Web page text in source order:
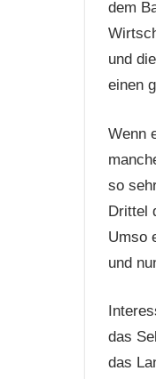
dem
und
einen
Wenn
so
Drittel
Umso
und
das
das